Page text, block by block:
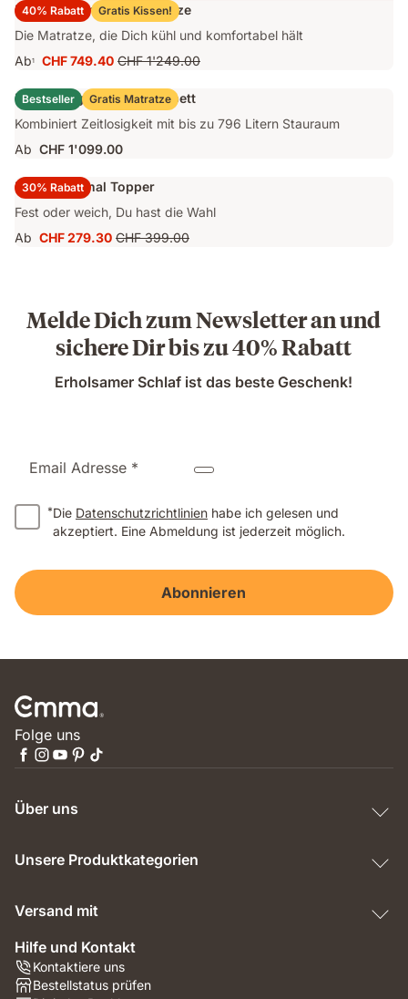
40% Rabatt
Gratis Kissen!
Emma Original Pro Matratze
Die Matratze, die Dich kühl und komfortabel hält
Ab1
Preis
CHF 749.40
CHF 749.40 Ursprünglicher
Preis
CHF 1'249.00
CHF 1'249.00
Bestseller Gratis Matratze
Emma Original Stauraumbett
Kombiniert Zeitlosigkeit mit bis zu 796 Litern Stauraum
Ab CHF 1'099.00
30% Rabatt
Emma Original Topper
Fest oder weich, Du hast die Wahl
Ab Preis
CHF 279.30 Ursprünglicher
CHF 399.00
Melde Dich zum Newsletter an und
sichere Dir bis zu 40% Rabatt
Erholsamer Schlaf ist das beste Geschenk!
Email Adresse *
*Die Datenschutzrichtlinien habe ich gelesen und
akzeptiert. Eine Abmeldung ist jederzeit möglich.
Abonnieren
Folge uns
Über uns
Unsere Produktkategorien
Versand mit
Hilfe und Kontakt
Kontaktiere uns
Bestellstatus prüfen